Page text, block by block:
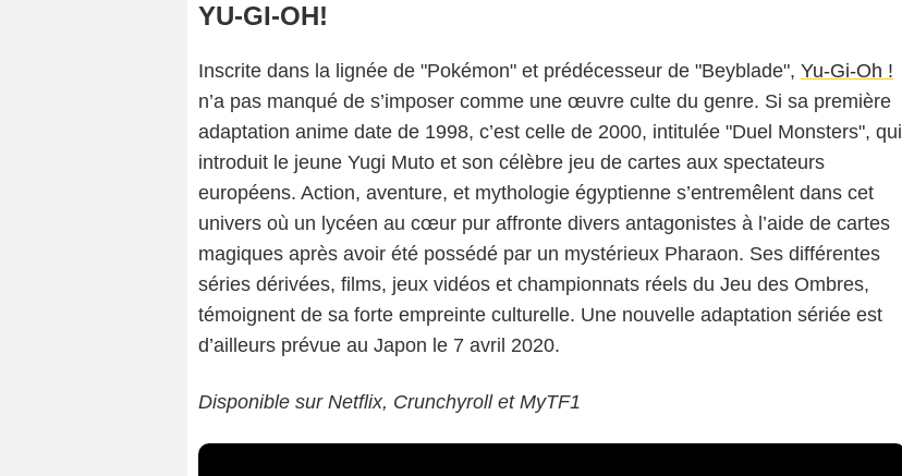
YU-GI-OH!
Inscrite dans la lignée de "Pokémon" et prédécesseur de "Beyblade", Yu-Gi-Oh !
n’a pas manqué de s’imposer comme une œuvre culte du genre. Si sa première
adaptation anime date de 1998, c’est celle de 2000, intitulée "Duel Monsters", qui
introduit le jeune Yugi Muto et son célèbre jeu de cartes aux spectateurs
européens. Action, aventure, et mythologie égyptienne s’entremêlent dans cet
univers où un lycéen au cœur pur affronte divers antagonistes à l’aide de cartes
magiques après avoir été possédé par un mystérieux Pharaon. Ses différentes
séries dérivées, films, jeux vidéos et championnats réels du Jeu des Ombres,
témoignent de sa forte empreinte culturelle. Une nouvelle adaptation sériée est
d’ailleurs prévue au Japon le 7 avril 2020.
Disponible sur Netflix, Crunchyroll et MyTF1